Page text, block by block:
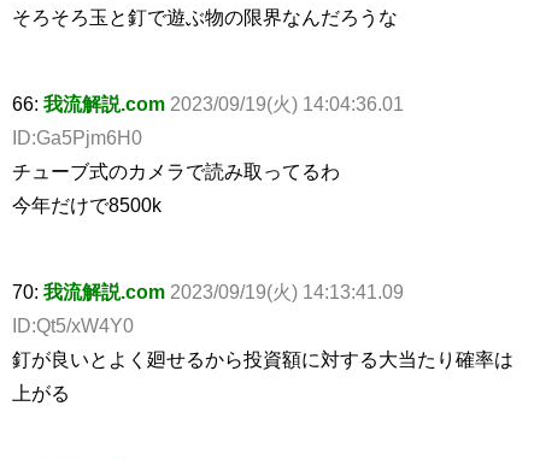
そろそろ玉と釘で遊ぶ物の限界なんだろうな
66: 我流解説.com 2023/09/19(火) 14:04:36.01
ID:Ga5Pjm6H0
チューブ式のカメラで読み取ってるわ
今年だけで8500k
70: 我流解説.com 2023/09/19(火) 14:13:41.09
ID:Qt5/xW4Y0
釘が良いとよく廻せるから投資額に対する大当たり確率は
上がる